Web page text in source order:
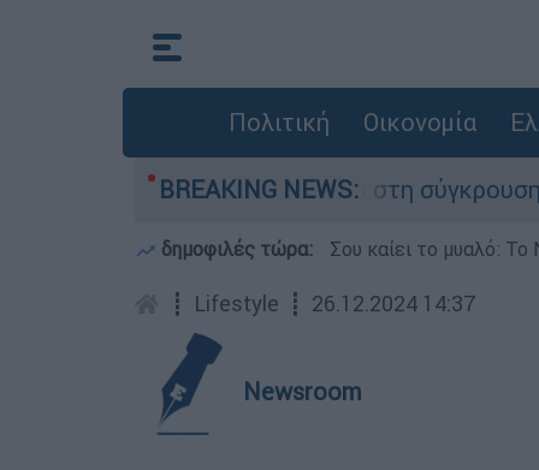
Πολιτική Οικονομία
BREAKING NEWS:
έχασε τη ζωή του στη σύγκρουση
δημοφιλές τώρα: Σου καίει το μυαλό:
┋ Lifestyle ┋ 26.12.2024 14:37
Newsroom